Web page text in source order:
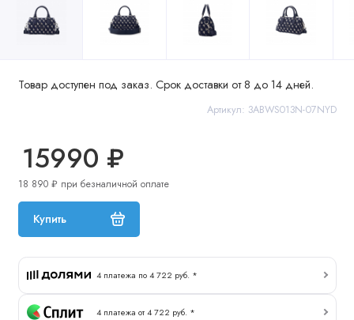
Товар доступен под заказ. Срок доставки от 8 до 14 дней.
Артикул: 3ABWS013N-07NYD
15990 ₽
18 890 ₽ при безналичной оплате
Купить
4 платежа по 4 722 руб. *
4 платежа от 4 722 руб. *